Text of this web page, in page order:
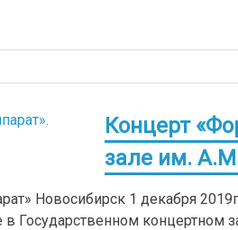
Концерт
зале им.
Новосибирск 1 декабря
в Государственном концертном